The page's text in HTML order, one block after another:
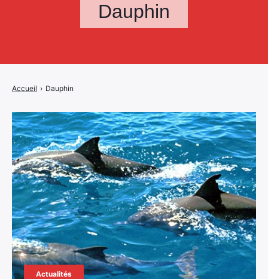
Dauphin
Accueil › Dauphin
Actualités